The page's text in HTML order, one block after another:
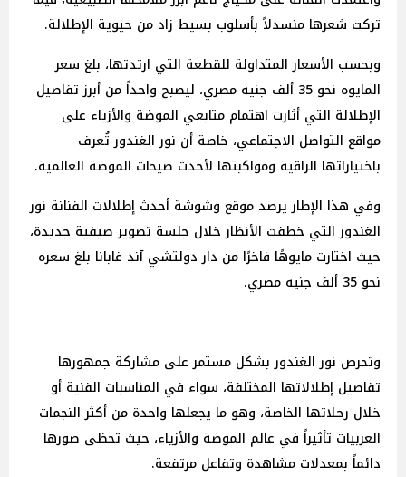
تركت شعرها منسدلاً بأسلوب بسيط زاد من حيوية الإطلالة.
وبحسب الأسعار المتداولة للقطعة التي ارتدتها، بلغ سعر
المايوه نحو 35 ألف جنيه مصري، ليصبح واحداً من أبرز تفاصيل
الإطلالة التي أثارت اهتمام متابعي الموضة والأزياء على
مواقع التواصل الاجتماعي، خاصة أن نور الغندور تُعرف
باختياراتها الراقية ومواكبتها لأحدث صيحات الموضة العالمية.
وفي هذا الإطار يرصد موقع وشوشة أحدث إطلالات الفنانة نور
الغندور التي خطفت الأنظار خلال جلسة تصوير صيفية جديدة،
حيث اختارت مايوهًا فاخرًا من دار دولتشي آند غابانا بلغ سعره
نحو 35 ألف جنيه مصري.
وتحرص نور الغندور بشكل مستمر على مشاركة جمهورها
تفاصيل إطلالاتها المختلفة، سواء في المناسبات الفنية أو
خلال رحلاتها الخاصة، وهو ما يجعلها واحدة من أكثر النجمات
العربيات تأثيراً في عالم الموضة والأزياء، حيث تحظى صورها
دائماً بمعدلات مشاهدة وتفاعل مرتفعة.